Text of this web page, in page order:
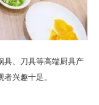
具、刀具等高端厨具产
兴趣十足。